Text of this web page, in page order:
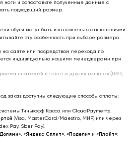
ноги и сопоставьте полученные данные с
подходящий размер.
обуви могут быть изготовлены с отклонениями
эту особенность при выборе размера.
на сайте или посредством перехода по
индивидуально нашими менеджерами при
платежей в тенге и других валютах (USD,
заказ доступны следующие способы оплаты:
Тинькофф Касса или CloudPayments.
(Visa, MasterCard/Maestro, МИР) или через
Pay, Sber Pay).
, «Яндекс Сплит», «Подели» и «Плайт»;
и акциях
рекламные
оферты и